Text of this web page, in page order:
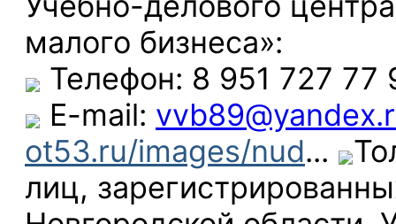
малого бизнеса»:
Телефон: 8 951 727 77
E-mail:
ot53.ru/images/nud...
лиц,